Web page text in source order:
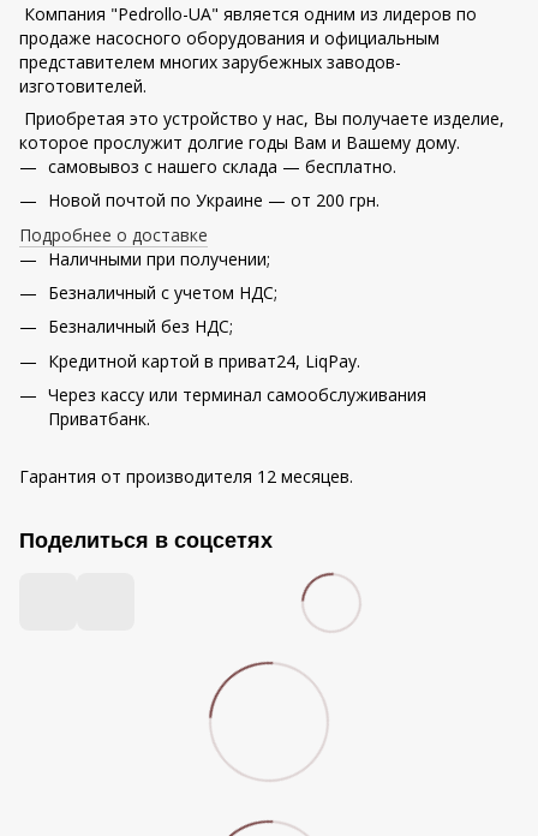
Компания "Pedrollo-UA" является одним из лидеров по
продаже насосного оборудования и официальным
представителем многих зарубежных заводов-
изготовителей.
Приобретая это устройство у нас, Вы получаете изделие,
которое прослужит долгие годы Вам и Вашему дому.
самовывоз с нашего склада — бесплатно.
Новой почтой по Украине — от 200 грн.
Подробнее о доставке
Наличными при получении;
Безналичный с учетом НДС;
Безналичный без НДС;
Кредитной картой в приват24, LiqPay.
Через кассу или терминал самообслуживания
Приватбанк.
Гарантия от производителя 12 месяцев.
Поделиться в соцсетях